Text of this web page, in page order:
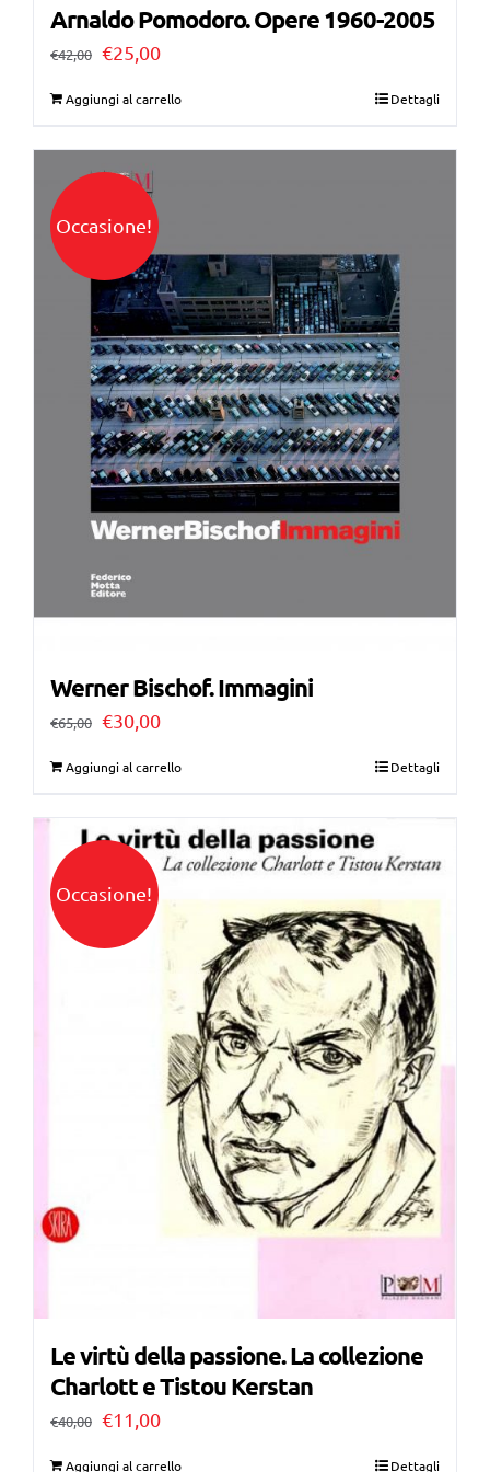
Arnaldo Pomodoro. Opere 1960-2005
€42,00 Il
era:
€42,00.
€25,00Il
è:
Aggiungi al carrello Dettagli
Occasione!
Werner Bischof. Immagini
€65,00 Il
€65,00.
€30,00Il
è:
€30,00.
Aggiungi al carrello Dettagli
Occasione!
Le virtù della passione. La collezione
Charlott e Tistou Kerstan
€40,00 Il
€11,00Il
Aggiungi al carrello Dettagli